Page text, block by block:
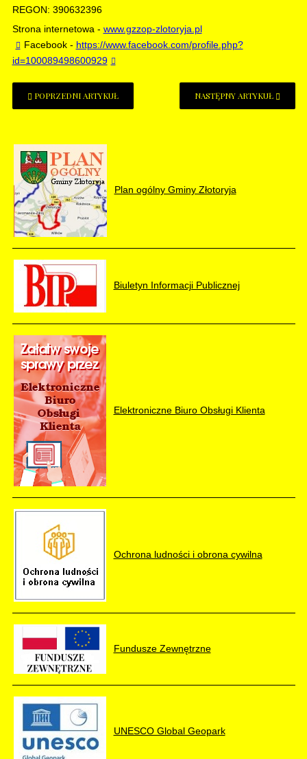
REGON: 390632396
Strona internetowa - www.gzzop-zlotoryja.pl
Facebook - https://www.facebook.com/profile.php?
id=100089498600929
POPRZEDNI ARTYKUŁ NASTĘPNY ARTYKUŁ
Plan ogólny Gminy Złotoryja
Biuletyn Informacji Publicznej
Elektroniczne Biuro Obsługi Klienta
Ochrona ludności i obrona cywilna
Fundusze Zewnętrzne
UNESCO Global Geopark